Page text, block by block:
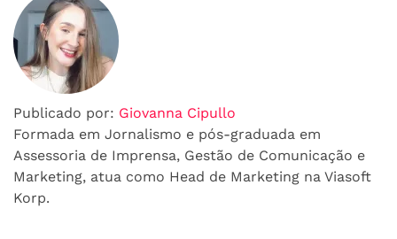
Publicado por: Giovanna Cipullo
Formada em Jornalismo e pós-graduada em
Assessoria de Imprensa, Gestão de Comunicação e
Marketing, atua como Head de Marketing na Viasoft
Korp.